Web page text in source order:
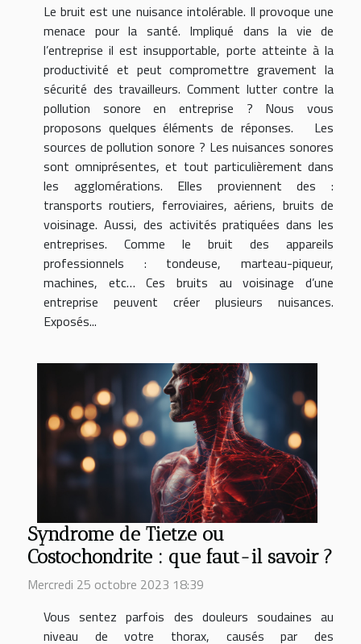
Le bruit est une nuisance intolérable. Il provoque une
menace pour la santé. Impliqué dans la vie de
l’entreprise il est insupportable, porte atteinte à la
productivité et peut compromettre gravement la
sécurité des travailleurs. Comment lutter contre la
pollution sonore en entreprise ? Nous vous
proposons quelques éléments de réponses. Les
sources de pollution sonore ? Les nuisances sonores
sont omniprésentes, et tout particulièrement dans
les agglomérations. Elles proviennent des :
transports routiers, ferroviaires, aériens, bruits de
voisinage. Aussi, des activités pratiquées dans les
entreprises. Comme le bruit des appareils
professionnels : tondeuse, marteau-piqueur,
machines, etc… Ces bruits au voisinage d’une
entreprise peuvent créer plusieurs nuisances.
Exposés...
Syndrome de Tietze ou
Costochondrite : que faut-il savoir ?
Mercredi 25 octobre 2023 18:39
Vous sentez parfois des douleurs soudaines au
niveau de votre thorax, causés par des